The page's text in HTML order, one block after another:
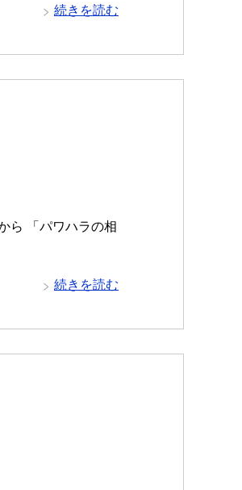
続きを読む
ら 「パワハラの相
続きを読む